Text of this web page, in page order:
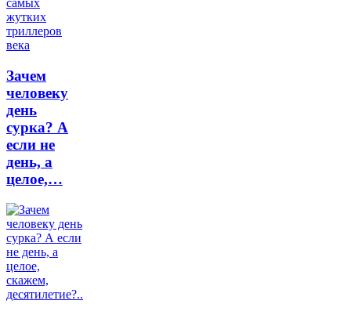
Зачем
человеку
день
сурка? А
если не
день, а
целое,…